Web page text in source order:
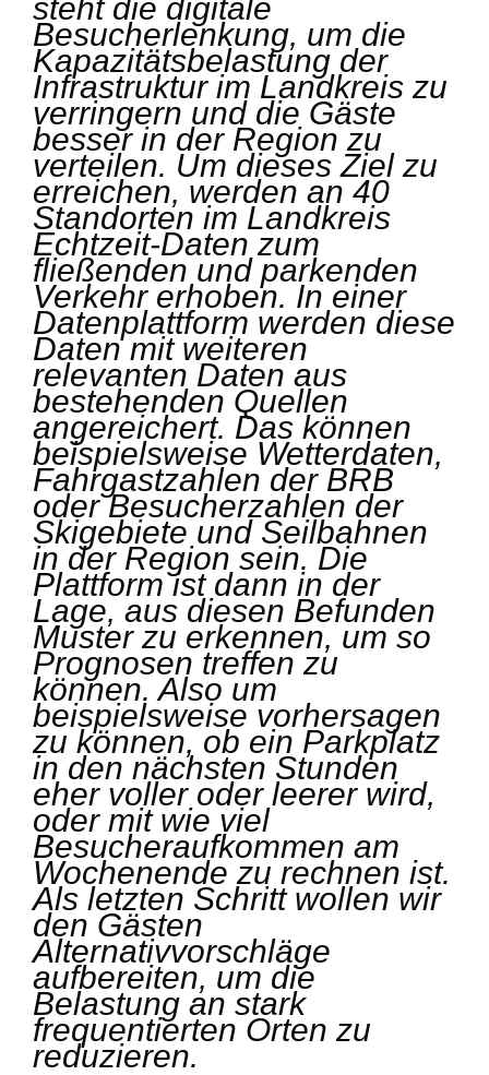
steht die digitale
Besucherlenkung, um die
Kapazitätsbelastung der
Infrastruktur im Landkreis zu
verringern und die Gäste
besser in der Region zu
verteilen. Um dieses Ziel zu
erreichen, werden an 40
Standorten im Landkreis
Echtzeit-Daten zum
fließenden und parkenden
Verkehr erhoben. In einer
Datenplattform werden diese
Daten mit weiteren
relevanten Daten aus
bestehenden Quellen
angereichert. Das können
beispielsweise Wetterdaten,
Fahrgastzahlen der BRB
oder Besucherzahlen der
Skigebiete und Seilbahnen
in der Region sein. Die
Plattform ist dann in der
Lage, aus diesen Befunden
Muster zu erkennen, um so
Prognosen treffen zu
können. Also um
beispielsweise vorhersagen
zu können, ob ein Parkplatz
in den nächsten Stunden
eher voller oder leerer wird,
oder mit wie viel
Besucheraufkommen am
Wochenende zu rechnen ist.
Als letzten Schritt wollen wir
den Gästen
Alternativvorschläge
aufbereiten, um die
Belastung an stark
frequentierten Orten zu
reduzieren.